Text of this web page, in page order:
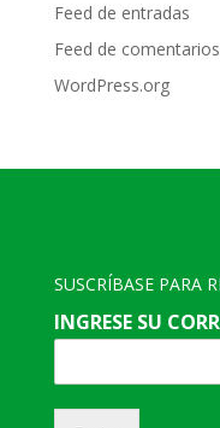
Feed de entradas
Feed de comentarios
WordPress.org
SUSCRÍBASE PARA
INGRESE SU